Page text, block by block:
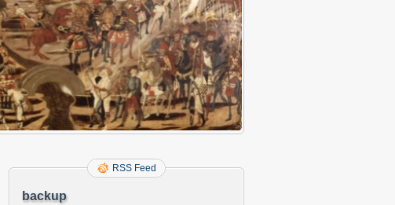
RSS Feed
backup